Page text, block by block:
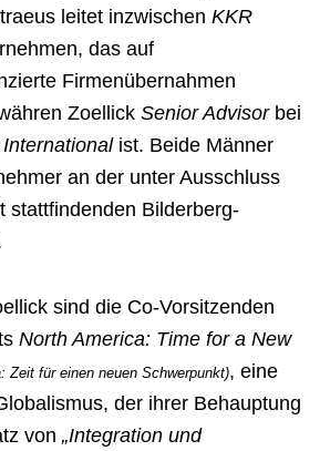
leitet inzwischen KKR
das auf
Firmenübernahmen
Zoellick Senior Advisorbei
ist. Beide Männer
an der unter Ausschluss
stattfindenden Bilderberg-
sind die Co-Vorsitzenden
North America: Time for a New
Zeit für einen neuen Schwerpunkt), eine
der ihrer Behauptung
von „Integration und